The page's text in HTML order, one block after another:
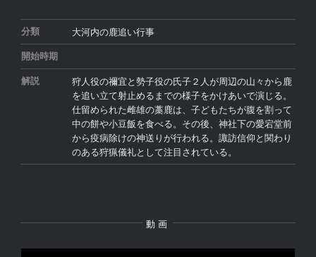
分類 大河内の鹿追い行事
開始時期
解説
狩人役の禰宜と勢子役の氏子２人が周辺の山々から鹿
を追い立て射止めるまでの様子をかけあいで演じる。
仕留められた雌雄の藁鹿は、子どもたちが腹を割って
中の餅や小豆飯を食べる。その後、神社下の愛宕堂前
から疫病除けの神送りが行われる。諏訪信仰と関わり
のある狩猟儀礼として注目されている。
動画